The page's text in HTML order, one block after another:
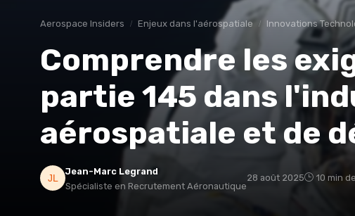
Aerospace Insiders Enjeux dans l'aérospatiale Innovations
Comprendre les
partie 145 dans
aérospatiale et de
Jean-Marc Legrand
Spécialiste en Recrutement Aéronautique
28 août 2025 10 min